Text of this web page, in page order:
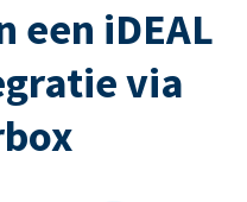
een iDEAL
via